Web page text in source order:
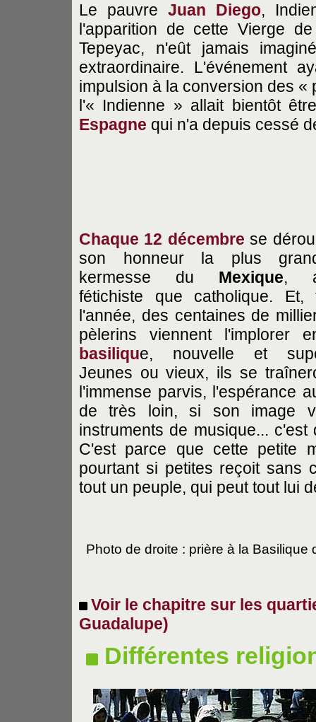
Le pauvre Juan Diego,
l'apparition de cette Vierge
Tepeyac, n'eût jamais
extraordinaire. L'événement
impulsion à la conversion des «
l'« Indienne » allait bientôt
Espagne qui n'a depuis cessé
Chaque 12 décembre se
son honneur la plus
kermesse du Mexique,
fétichiste que catholique. Et,
l'année, des centaines de
pèlerins viennent l'implorer
basilique, nouvelle et
Jeunes ou vieux, ils se
l'immense parvis, l'espérance
de très loin, si son image
instruments de musique...
C'est parce que cette petite
pourtant si petites reçoit sans
tout un peuple, qui peut tout lui
Photo de droite : prière à la
Voir le chapitre sur les
Guadalupe)
Différentes